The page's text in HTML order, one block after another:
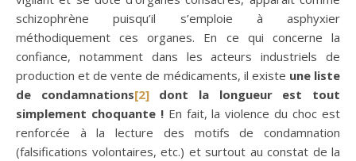
schizophrène puisqu’il s’emploie à asphyxier
méthodiquement ces organes. En ce qui concerne la
confiance, notamment dans les acteurs industriels de
production et de vente de médicaments, il existe une liste
de condamnations[2]dont la longueur est tout
simplement choquante !En fait, la violence du choc est
renforcée à la lecture des motifs de condamnation
(falsifications volontaires, etc.) et surtout au constat de la